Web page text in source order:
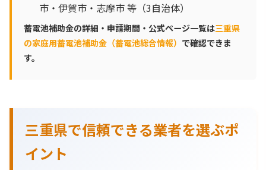
市・伊賀市・志摩市 等（3自治体）
蓄電池補助金の詳細・申請期間・公式ページ一覧は三重県
の家庭用蓄電池補助金（蓄電池総合情報） で確認できま
す。
三重県で信頼できる業者を選ぶポ
イント